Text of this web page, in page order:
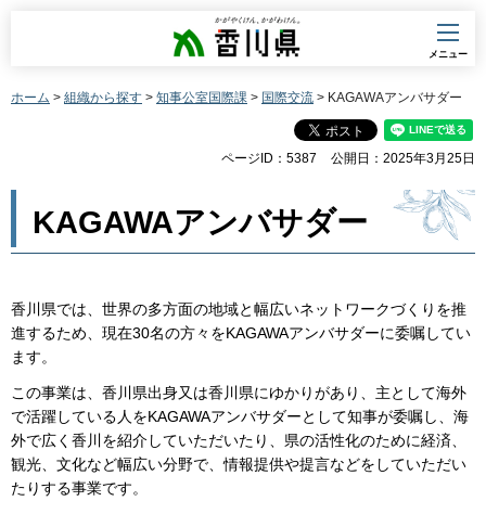
香川県
メニュー
ホーム > 組織から探す > 知事公室国際課 > 国際交流 > KAGAWAアンバサダー
ページID：5387 公開日：2025年3月25日
KAGAWAアンバサダー
香川県では、世界の多方面の地域と幅広いネットワークづくりを推
進するため、現在30名の方々をKAGAWAアンバサダーに委嘱してい
ます。
この事業は、香川県出身又は香川県にゆかりがあり、主として海外
で活躍している人をKAGAWAアンバサダーとして知事が委嘱し、海
外で広く香川を紹介していただいたり、県の活性化のために経済、
観光、文化など幅広い分野で、情報提供や提言などをしていただい
たりする事業です。